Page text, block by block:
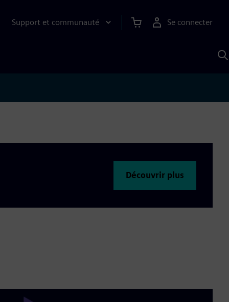
Support et communauté
Se connecter
Découvrir plus